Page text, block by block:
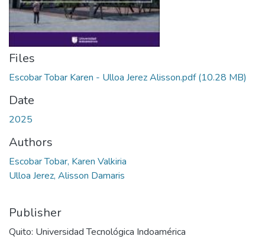
Files
Escobar Tobar Karen - Ulloa Jerez Alisson.pdf(10.28 MB)
Date
2025
Authors
Escobar Tobar, Karen Valkiria
Ulloa Jerez, Alisson Damaris
Publisher
Quito: Universidad Tecnológica Indoamérica